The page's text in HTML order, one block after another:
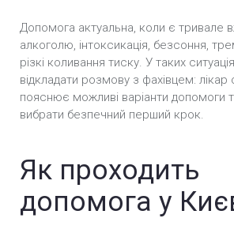
Допомога актуальна, коли є тривале
алкоголю, інтоксикація, безсоння,
різкі коливання тиску. У таких
відкладати розмову з фахівцем: лікар
пояснює можливі варіанти допомоги
вибрати безпечний перший крок.
Як проходить
допомога у